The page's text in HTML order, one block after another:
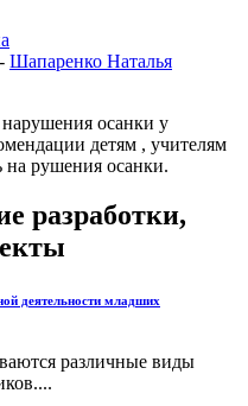
Шапаренко Наталья
осанки у
детям , учителям
на рушения осанки.
разработки,
деятельности младших
различные виды